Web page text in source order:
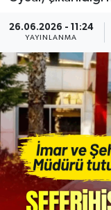
26.06.2026 - 11:24
YAYINLANMA
Resmi Reklam
Röportajlar